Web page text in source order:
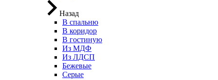
Назад
В спальню
В коридор
В гостиную
Из МДФ
Из ЛДСП
Бежевые
Серые